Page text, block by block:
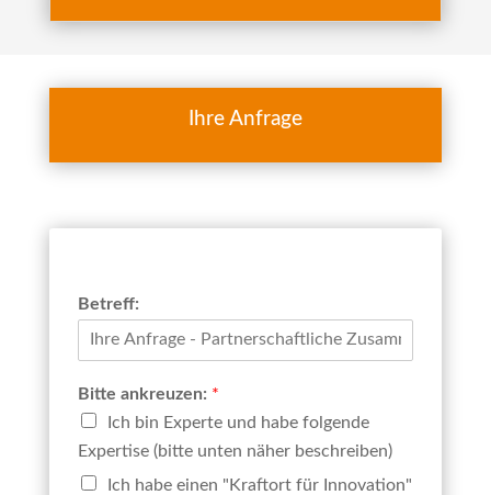
Ihre Anfrage
Betreff:
Bitte ankreuzen: *
Ich bin Experte und habe folgende
Expertise (bitte unten näher beschreiben)
Ich habe einen "Kraftort für Innovation"